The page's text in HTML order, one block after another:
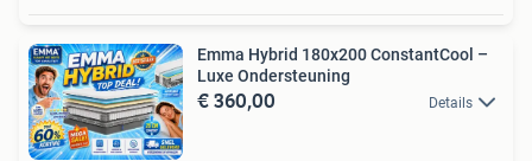
Emma Hybrid 180x200 ConstantCool –
Luxe Ondersteuning
€ 360,00 Details